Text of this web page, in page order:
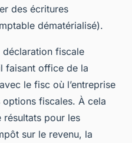
des écritures
dématérialisé).
déclaration fiscale
faisant office de la
le fisc où l’entreprise
fiscales. À cela
résultats pour les
sur le revenu, la